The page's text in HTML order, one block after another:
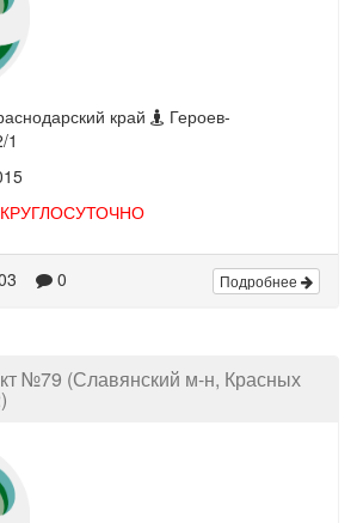
край
Героев-
1
КРУГЛОСУТОЧНО
0 Подробнее
№79 (Славянский м-н, Красных